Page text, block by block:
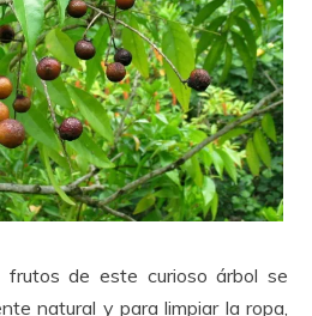
frutos de este curioso árbol se
natural y para limpiar la ropa,